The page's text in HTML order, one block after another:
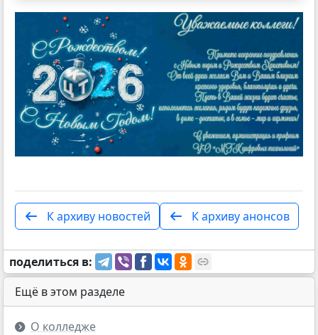
К архиву новостей К архиву анонсов
поделиться в:
Ещё в этом разделе
О колледже